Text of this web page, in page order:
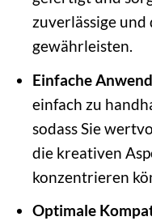
zuverlässige
gewährleisten.
Einfache
einfach zu
sodass Sie
die kreativen
konzentrieren
Optimale